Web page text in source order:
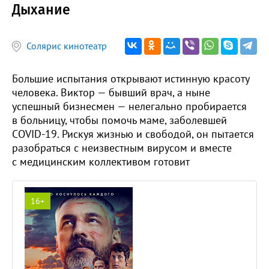
Дыхание
Солярис кинотеатр
Большие испытания открывают истинную красоту
человека. Виктор — бывший врач, а ныне
успешный бизнесмен — нелегально пробирается
в больницу, чтобы помочь маме, заболевшей
COVID-19. Рискуя жизнью и свободой, он пытается
разобраться с неизвестным вирусом и вместе
с медицинским коллективом готовит
16+